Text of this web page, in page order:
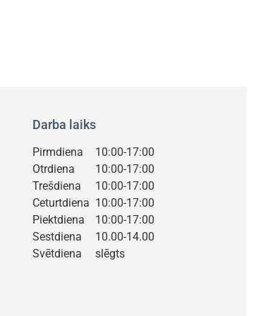
Darba laiks
Pirmdiena
10:00-17:00
Otrdiena
10:00-17:00
Trešdiena
10:00-17:00
Ceturtdiena 10:00-17:00
Piektdiena
10:00-17:00
Sestdiena
10.00-14.00
Svētdiena
slēgts